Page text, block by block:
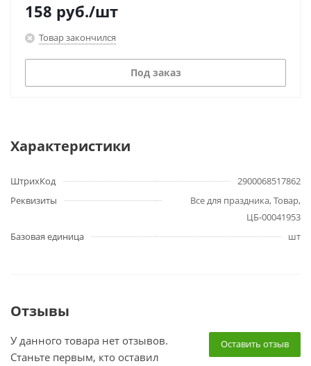
158 руб./шт
Товар закончился
Под заказ
Характеристики
ШтрихКод
2900068517862
Реквизиты
Все для праздника, Товар,
ЦБ-00041953
Базовая единица
шт
Отзывы
Оставить отзыв
У данного товара нет отзывов.
Станьте первым, кто оставил